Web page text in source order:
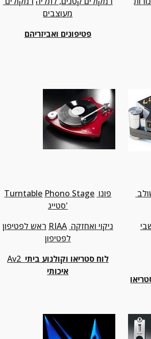
מעוצבים
פטיפונים ואביזריהם
Turntable Phono Stage
סטייג'
ראש לפטיפון RIAA
לפטיפון
Av2 לוח סטריאו וקולנוע ביתי
איכותי